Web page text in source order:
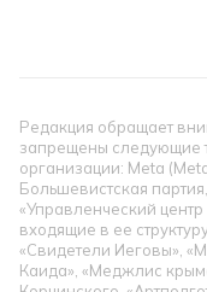
Редакция обращает
запрещены следующие
организации: Meta
Большевистская
«Управленческий
входящие в ее
«Свидетели Иеговы»,
Каида», «Меджлис